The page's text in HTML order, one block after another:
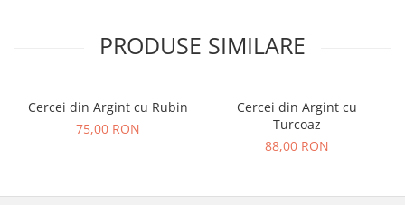
PRODUSE SIMILARE
Cercei din Argint cu Rubin
75,00 RON
Cercei din Argint cu
Turcoaz
88,00 RON